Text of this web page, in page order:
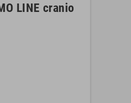
LINE cranio